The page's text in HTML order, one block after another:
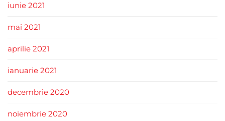
iunie 2021
mai 2021
aprilie 2021
ianuarie 2021
decembrie 2020
noiembrie 2020